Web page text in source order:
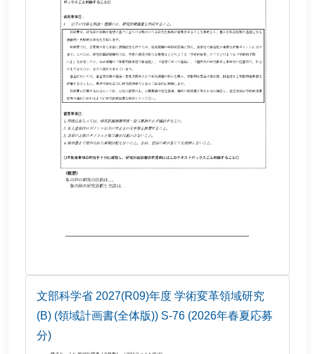
文部科学省 2027(R09)年度 学術変革領域研究
(B) (領域計画書(全体版)) S-76 (2026年春夏応募
分)